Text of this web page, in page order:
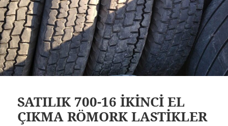
SATILIK 700-16 İKİNCİ EL
ÇIKMA RÖMORK LASTİKLER